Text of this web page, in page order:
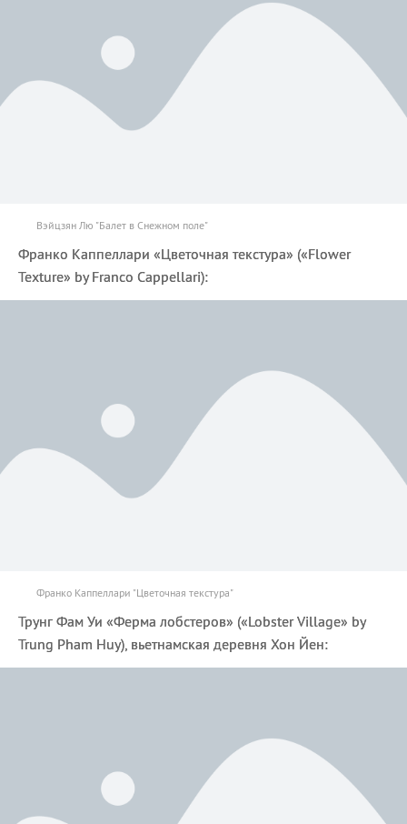
Вэйцзян Лю "Балет в Снежном поле"
Франко Каппеллари «Цветочная текстура» («Flower
Texture» by Franco Cappellari):
Франко Каппеллари "Цветочная текстура"
Трунг Фам Уи «Ферма лобстеров» («Lobster Village» by
Trung Pham Huy), вьетнамская деревня Хон Йен: